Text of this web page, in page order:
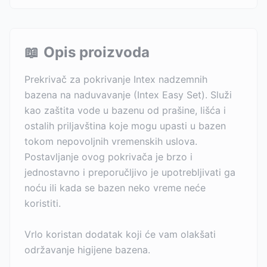
📖 Opis proizvoda
Prekrivač za pokrivanje Intex nadzemnih
bazena na naduvavanje (Intex Easy Set). Služi
kao zaštita vode u bazenu od prašine, lišća i
ostalih priljavština koje mogu upasti u bazen
tokom nepovoljnih vremenskih uslova.
Postavljanje ovog pokrivača je brzo i
jednostavno i preporučljivo je upotrebljivati ga
noću ili kada se bazen neko vreme neće
koristiti.
Vrlo koristan dodatak koji će vam olakšati
održavanje higijene bazena.